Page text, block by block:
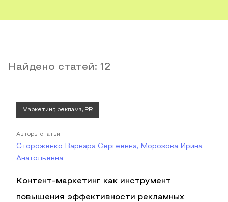
Найдено статей: 12
Маркетинг, реклама, PR
Авторы статьи
Стороженко Варвара Сергеевна, Морозова Ирина
Анатольевна
Контент-маркетинг как инструмент
повышения эффективности рекламных